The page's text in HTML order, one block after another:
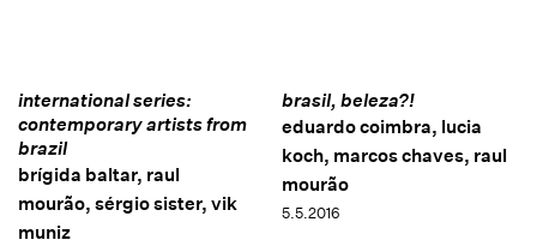
international series:
contemporary artists from
brazil
brígida baltar, raul
mourão, sérgio sister, vik
muniz
brasil, beleza?!
eduardo coimbra, lucia
koch, marcos chaves, raul
mourão
5.5.2016